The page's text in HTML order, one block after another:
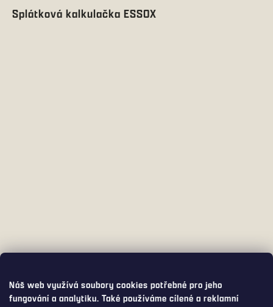
Náš web využívá soubory cookies potřebné pro jeho
fungování a analytiku. Také používáme cílené a reklamní
Splátková kalkulačka ESSOX